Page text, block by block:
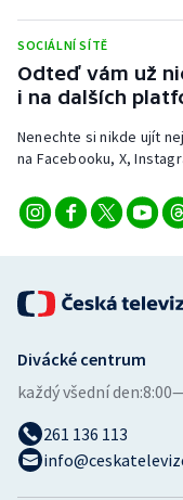
SOCIÁLNÍ SÍTĚ
Odteď vám už
i na dalších
Nenechte si nikde ujít
na Facebooku, X,
Divácké centrum
každý všední den:
261 136 113